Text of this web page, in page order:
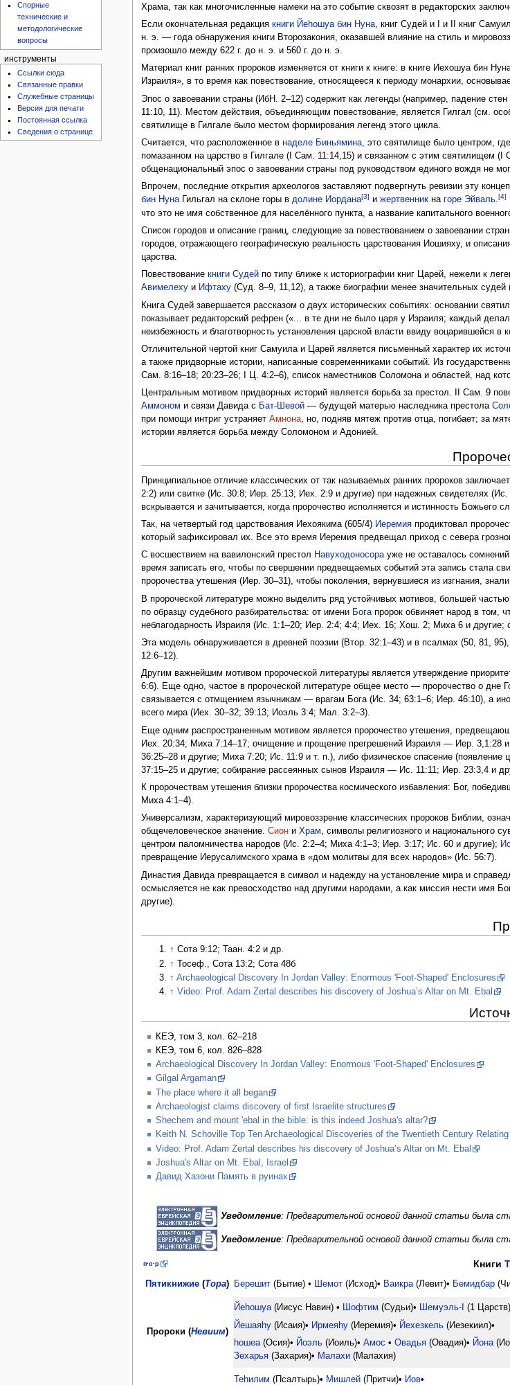
Храма, так как многочисленные намеки на это событие сквозят в редакторских
Если окончательная редакциякниги Йеhошуа бин Нуна, книг Судей и I и II книг
н. э. — года обнаружения книги Второзакония, оказавшей влияние на стиль и
произошло между 622 г. до н. э. и 560 г. до н. э.
Материал книг ранних пророков изменяется от книги к книге: в книге Иехошуа бин
Израиля», в то время как повествование, относящееся к периоду монархии,
Эпос о завоевании страны (ИбН. 2–12) содержит как легенды (например, падение стен
11:10, 11). Местом действия, объединяющим повествование, является Гилгал (см.
святилище в Гилгале было местом формирования легенд этого цикла.
Считается, что расположенное внаделе Биньямина, это святилище было центром,
помазанном на царство в Гилгале (I Сам. 11:14,15) и связанном с этим святилищем
общенациональный эпос о завоевании страны под руководством единого вождя не
Впрочем, последние открытия археологов заставляют подвергнуть ревизии эту
бин НунаГильгал на склоне горы вдолине Иордана[3] ижертвенник нагоре Эйваль.[4]
что это не имя собственное для населённого пункта, а название капитального
Список городов и описание границ, следующие за повествованием о завоевании
городов, отражающего географическую реальность царствования Иошияху, и
царства.
Повествованиекниги Судей по типу ближе к историографии книг Царей, нежели к
Авимелеху и Ифтаху (Суд. 8–9, 11,12), а также биографии менее значительных судей
Книга Судей завершается рассказом о двух исторических событиях: основании
показывает редакторский рефрен («... в те дни не было царя у Израиля; каждый
неизбежность и благотворность установления царской власти ввиду воцарившейся в
Отличительной чертой книг Самуила и Царей является письменный характер их
а также придворные истории, написанные современниками событий. Из
Сам. 8:16–18; 20:23–26; I Ц. 4:2–6), список наместников Соломона и областей, над
Центральным мотивом придворных историй является борьба за престол. II Сам. 9
Аммоном и связи Давида с Бат-Шевой — будущей матерью наследника престола
при помощи интриг устраняетАмнона, но, подняв мятеж против отца, погибает; за
истории является борьба между Соломоном и Адонией.
Принципиальное отличие классических от так называемых ранних пророков
2:2) или свитке (Ис. 30:8; Иер. 25:13; Иех. 2:9 и другие) при надежных свидетелях
вскрывается и зачитывается, когда пророчество исполняется и истинность Божьего
Так, на четвертый год царствования Иехоякима (605/4) Иеремия продиктовал
который зафиксировал их. Все это время Иеремия предвещал приход с севера
С восшествием на вавилонский престол Навуходоносорауже не оставалось
время записать его, чтобы по свершении предвещаемых событий эта запись стала
пророчества утешения (Иер. 30–31), чтобы поколения, вернувшиеся из изгнания,
В пророческой литературе можно выделить ряд устойчивых мотивов, большей
по образцу судебного разбирательства: от имени Бога пророк обвиняет народ в том,
неблагодарность Израиля (Ис. 1:1–20; Иер. 2:4; 4:4; Иех. 16; Хош. 2; Миха 6 и другие;
Эта модель обнаруживается в древней поэзии (Втор. 32:1–43) и в псалмах (50, 81,
12:6–12).
Другим важнейшим мотивом пророческой литературы является утверждение
6:6). Еще одно, частое в пророческой литературе общее место — пророчество о
связывается с отмщением язычникам — врагам Бога (Ис. 34; 63:1–6; Иер. 46:10), а
всего мира (Иех. 30–32; 39:13; Иоэль 3:4; Мал. 3:2–3).
Еще одним распространенным мотивом является пророчество утешения,
Иех. 20:34; Миха 7:14–17; очищение и прощение прегрешений Израиля — Иер. 3,1:28
36:25–28 и другие; Миха 7:20; Ис. 11:9 и т. п.), либо физическое спасение
37:15–25 и другие; собирание рассеянных сынов Израиля — Ис. 11:11; Иер. 23:3,4 и
К пророчествам утешения близки пророчества космического избавления: Бог,
Миха 4:1–4).
Универсализм, характеризующий мировоззрение классических пророков Библии,
общечеловеческое значение.Сион иХрам, символы религиозного и национального
центром паломничества народов (Ис. 2:2–4; Миха 4:1–3; Иер. 3:17; Ис. 60 и другие);
превращение Иерусалимского храма в «дом молитвы для всех народов» (Ис. 56:7).
Династия Давида превращается в символ и надежду на установление мира и
осмысляется не как превосходство над другими народами, а как миссия нести имя
другие).
↑ Сота 9:12; Таан. 4:2 и др.
↑ Тосеф., Сота 13:2; Сота 48б
↑ Archaeological Discovery In Jordan Valley: Enormous 'Foot-Shaped' Enclosures
↑ Video: Prof. Adam Zertal describes his discovery of Joshua’s Altar on Mt. Ebal
КЕЭ, том 3, кол. 62–218
КЕЭ, том 6, кол. 826–828
Archaeological Discovery In Jordan Valley: Enormous 'Foot-Shaped' Enclosures
Gilgal Argaman
The place where it all began
Archaeologist claims discovery of first Israelite structures
Shechem and mount 'ebal in the bible: is this indeed Joshua's altar?
Keith N. Schoville Top Ten Archaeological Discoveries of the Twentieth Century
Video: Prof. Adam Zertal describes his discovery of Joshua’s Altar on Mt. Ebal
Joshua's Altar on Mt. Ebal, Israel
Давид Хазони Память в руинах
Уведомление: Предварительной основой данной статьи была
Уведомление: Предварительной основой данной статьи была
п·о·р Книги
Пятикнижие (Тора) Берешит (Бытие) • Шемот (Исход)• Ваикра(Левит)• Бемидбар
Пророки(Невиим)
Йеhошуа(Иисус Навин) • Шофтим (Судьи)• Шемуэль-I (1
Йешаяhу (Исаия)• Ирмеяhу (Иеремия)• Йехезкель (Иезекиил)•
hошеа(Осия)• Йоэль (Иоиль)• Амос • Овадья (Овадия)• Йона
Зехарья (Захария)• Малахи (Малахия)
Теhилим (Псалтырь)• Мишлей (Притчи)• Иов•
Спорные
технические и
методологические
вопросы
инструменты
Ссылки сюда
Связанные правки
Служебные страницы
Версия для печати
Постоянная ссылка
Сведения о странице